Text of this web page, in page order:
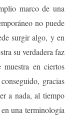
marco de una
no puede
surgir algo, y en
su verdadera faz
en ciertos
gracias
a nada, al tiempo
una terminología